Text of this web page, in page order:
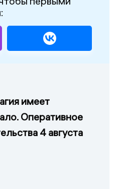
имеет
Оперативное
4 августа